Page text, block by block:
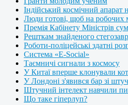
Індійський космічний апарат
Люди готові, щоб на робочих
Премія Кабінету Міністрів
Решткам знайденого
Роботи-поліцейські здатні
Система «E-Social»
Таємничі сигнали з космосу
У Китаї вперше клонували
У Лондоні з'явився бар зі
Штучний інтелект навчили
Що таке гіперлуп?